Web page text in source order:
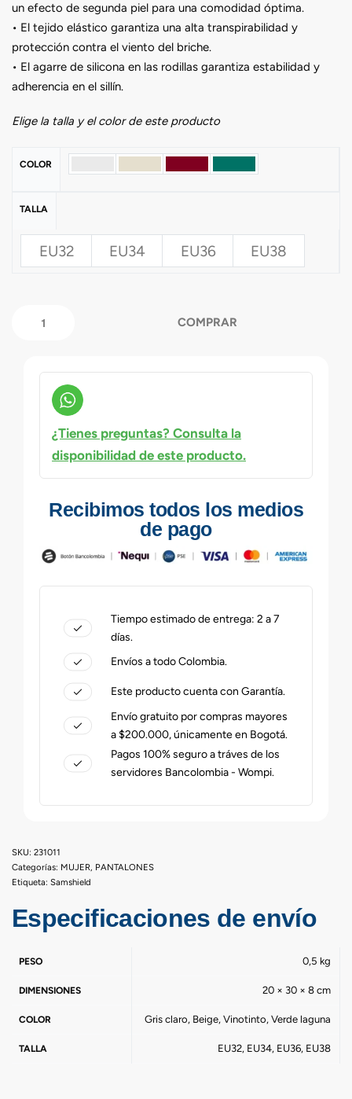
un efecto de segunda piel para una comodidad óptima.
• El tejido elástico garantiza una alta transpirabilidad y
protección contra el viento del briche.
• El agarre de silicona en las rodillas garantiza estabilidad y
adherencia en el sillín.
Elige la talla y el color de este producto
COLOR
TALLA
EU32 EU34 EU36 EU38
COMPRAR
¿Tienes preguntas? Consulta la
disponibilidad de este producto.
Recibimos todos los medios
de pago
Tiempo estimado de entrega: 2 a 7
días.
Envíos a todo Colombia.
Este producto cuenta con Garantía.
Envío gratuito por compras mayores
a $200.000, únicamente en Bogotá.
Pagos 100% seguro a tráves de los
servidores Bancolombia - Wompi.
231011
Categorías: MUJER, PANTALONES
Etiqueta: Samshield
Especificaciones de envío
PESO 0,5 kg
DIMENSIONES 20 × 30 × 8 cm
COLOR Gris claro, Beige, Vinotinto, Verde laguna
TALLA EU32, EU34, EU36, EU38